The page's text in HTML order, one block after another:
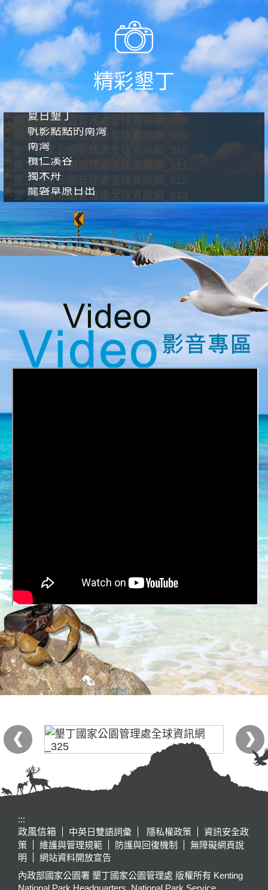
精彩墾丁
夏日墾丁
帆影點點的南灣
南灣
欖仁溪谷
獨木舟
龍磐草原日出
:::
政風信箱
中英日雙語詞彙 隱私權政策
資訊安全政
策
維護與管理規範 防護與回復機制
無障礙網頁說
明
網站資料開放宣告
內政部國家公園署 墾丁國家公園管理處 版權所有 Kenting
National Park Headquarters, National Park Service,